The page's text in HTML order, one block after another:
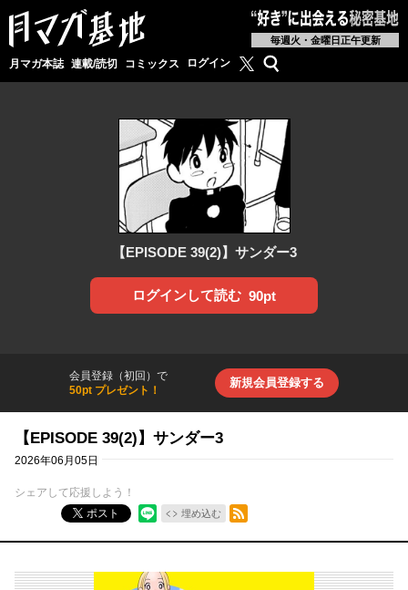
毎週火・金曜日正午更新
月マガ本誌 連載/読切 コミックス ログイン 月マガ基地公式X
検索
【EPISODE 39(2)】サンダー3
ログインして読む 90pt
会員登録（初回）で
50pt プレゼント！
新規会員登録する
【EPISODE 39(2)】サンダー3
2026年06月05日
シェアして応援しよう！
ポスト
埋め込む
RSSフィード